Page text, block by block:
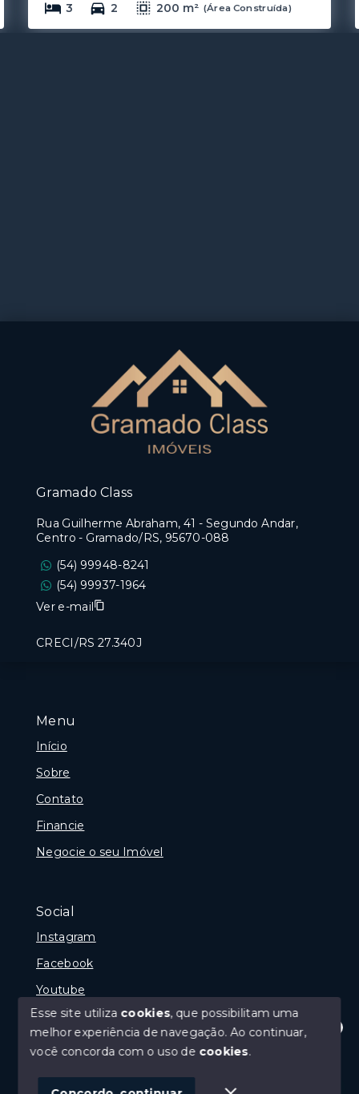
3 2 200 m² (Área Construída)
Olá! Estamos disponíveis para te ajudar.
Menu
Início
Sobre
Contato
Financie
Negocie o seu Imóvel
Social
Instagram
Facebook
Youtube
© Copyright 2026 - Gramado Class - Todos os direitos
Gramado Class
Rua Guilherme Abraham, 41 - Segundo Andar,
Centro - Gramado/RS, 95670-088
(54) 99948-8241
(54) 99937-1964
Ver e-mail
CRECI/RS 27.340J
Esse site utiliza cookies, que possibilitam uma
melhor experiência de navegação.Ao continuar,
você concorda com o uso de cookies.